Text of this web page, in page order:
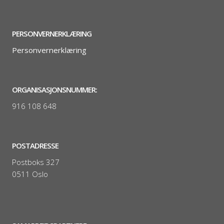
PERSONVERNERKLÆRING
Personvernerklæring
ORGANISASJONSNUMMER:
916 108 648
POSTADRESSE
Postboks 327
0511 Oslo